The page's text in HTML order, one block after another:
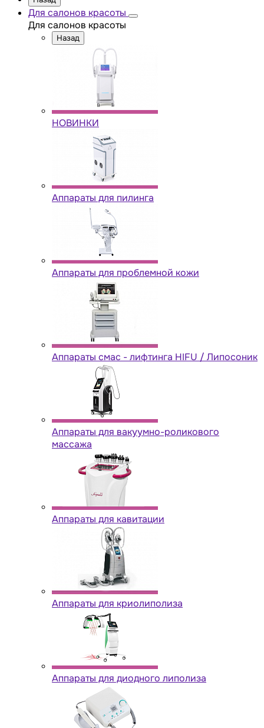
Для салонов красоты
Для салонов красоты
Назад
НОВИНКИ
Аппараты для пилинга
Аппараты для проблемной кожи
Аппараты cмас - лифтинга HIFU / Липосоник
Аппараты для вакуумно-роликового
массажа
Аппараты для кавитации
Аппараты для криолиполиза
Аппараты для диодного липолиза